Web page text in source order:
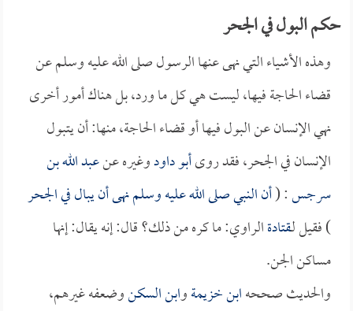
حكم البول في الجحر
وهذه الأشياء التي نهى عنها الرسول صلى الله عليه وسلم عن
قضاء الحاجة فيها، ليست هي كل ما ورد، بل هناك أمور أخرى
نهي الإنسان عن البول فيها أو قضاء الحاجة، منها: أن يتبول
الإنسان في الجحر، فقد روىأبو داودوغيره عنعبد الله بن
سرجس: (أن النبي صلى الله عليه وسلم نهى أن يبال في الجحر
) فقيل لـقتادةالراوي: ما كره من ذلك؟ قال: إنه يقال: إنها
مساكن الجن.
والحديث صححهابن خزيمةوابن السكنوضعفه غيرهم،